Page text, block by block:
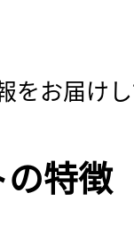
をお届け
特徴